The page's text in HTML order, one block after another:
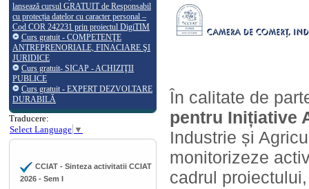
lansează cursul GRATUIT de Responsabil
cu protecția datelor cu caracter personal –
Cod COR 242231 prin proiectul DigiTIM
Curs gratuit - COMPETENŢE
ANTREPRENORIALE, FINACIARE ŞI
JURIDICE
Curs gratuit- SICAP - ACHIZIŢII
PUBLICE
Curs gratuit - EXPERT DEZVOLTARE
DURABILĂ
Traducere:
Select Language ▼
CCIAT - Sinteza activitatii CCIAT
2026 - Sem I
În calitate de
pentru Inițiative
Industrie și
monitorizeze
cadrul